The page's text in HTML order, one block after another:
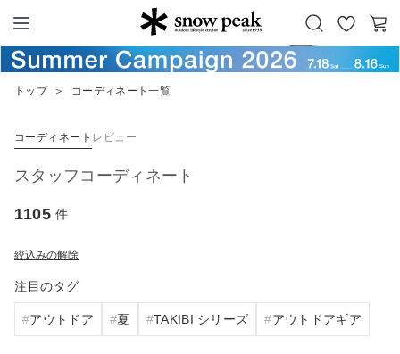
Snow Peak
お
気
カ
ー
トップ ＞ コーディネート一覧
コーディネート レビュー
スタッフコーディネート
1105 件
絞込みの解除
注目のタグ
アウトドア 夏 TAKIBI シリーズ アウトドアギア